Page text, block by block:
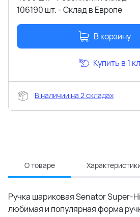
106190 шт. - Склад в Европе
В корзину
Купить в 1
В наличии на 2 складах
О товаре
Ручка шариковая Senator Super-
любимая и популярная форма